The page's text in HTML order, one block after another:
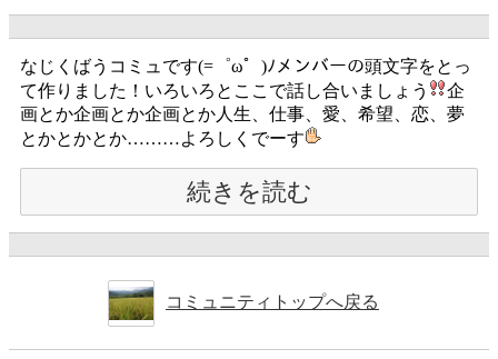
なじくばうコミュです(=゜ω゜)ﾉメンバーの頭文字をとっ
て作りました！いろいろとここで話し合いましょう
企
画とか企画とか企画とか人生、仕事、愛、希望、恋、夢
とかとかとか………よろしくでーす
続きを読む
コミュニティトップへ戻る